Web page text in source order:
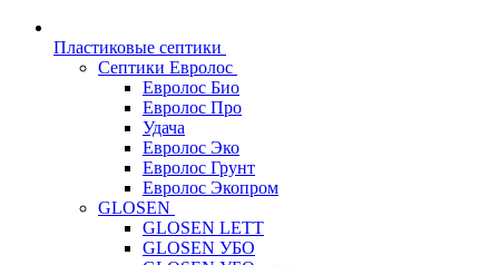
Пластиковые септики
Септики Евролос
Евролос Био
Евролос Про
Удача
Евролос Эко
Евролос Грунт
Евролос Экопром
GLOSEN
GLOSEN LETT
GLOSEN УБО